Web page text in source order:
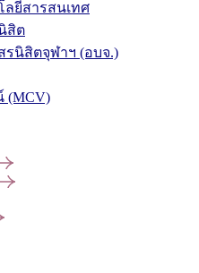
ลยีสารสนเทศ
สิต
รนิสิตจุฬาฯ (อบจ.)
(MCV)